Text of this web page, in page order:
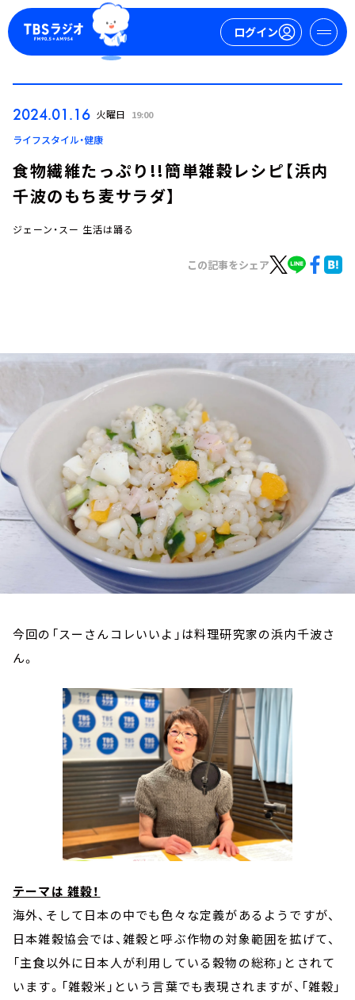
ログイン
ログイン
お知らせ
イベント・グッズ
YouTube
会社情報
2024.01.16 火曜日 19:00
ライフスタイル・健康
食物繊維たっぷり!!簡単雑穀レシピ【浜内
千波のもち麦サラダ】
ジェーン・スー 生活は踊る
この記事をシェア
今回の「スーさんコレいいよ」は料理研究家の浜内千波さ
ん。
テーマは 雑穀！
海外、そして日本の中でも色々な定義があるようですが、
日本雑穀協会では、雑穀と呼ぶ作物の対象範囲を拡げて、
「主食以外に日本人が利用している穀物の総称」とされて
います。「雑穀米」という言葉でも表現されますが、「雑穀」